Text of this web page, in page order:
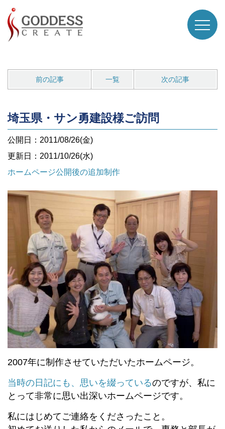
前の記事 一覧 次の記事
埼玉県・サン勇建設様ご訪問
公開日：2011/08/26(金)
更新日：2011/10/26(水)
ホームページ公開後の追加制作
2007年に制作させていただいたホームページ。
当時の日記にも、思いを綴っているのですが、私に
とって非常に思い出深いホームページです。
私にはじめてご連絡をくださったこと。